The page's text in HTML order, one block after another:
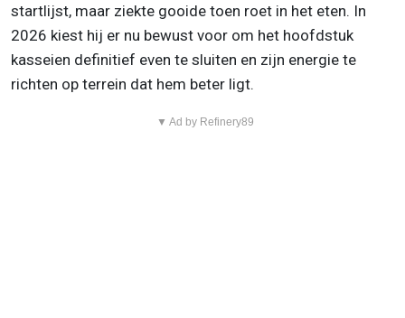
startlijst, maar ziekte gooide toen roet in het eten. In
2026 kiest hij er nu bewust voor om het hoofdstuk
kasseien definitief even te sluiten en zijn energie te
richten op terrein dat hem beter ligt.
▼ Ad by Refinery89